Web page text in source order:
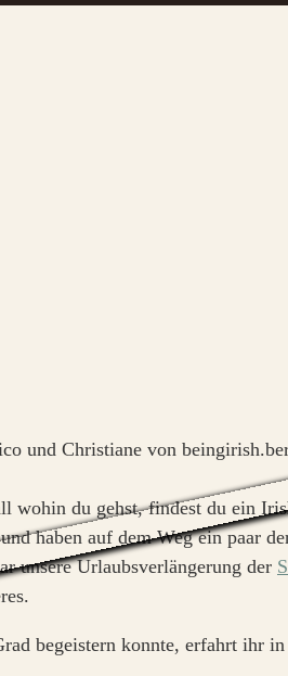
wohin du gehst, findest du ein
haben auf dem Weg ein paar
unsere Urlaubsverlängerung der
begeistern konnte, erfahrt ihr in